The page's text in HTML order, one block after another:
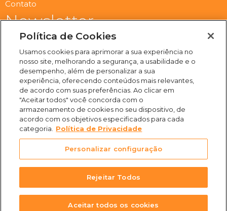
Contato
Newsletter
Email Submit
m
F
a
c
e
b
o
o
k
-
Y
o
u
t
u
b
e
S
p
o
t
i
f
y
(31) 3469-2500
Rua Campo Verde, 103 -
Juliana, Belo Horizonte -
MG, 31744-513
Política de Cookies
Usamos cookies para aprimorar a sua experiência no
nosso site, melhorando a segurança, a usabilidade e o
desempenho, além de personalizar a sua
experiência, oferecendo conteúdos mais relevantes,
de acordo com suas preferências. Ao clicar em
"Aceitar todos" você concorda com o
armazenamento de cookies no seu dispositivo, de
acordo com os objetivos especificados para cada
categoria. Política de Privacidade
Personalizar configuração
Rejeitar Todos
Aceitar todos os cookies